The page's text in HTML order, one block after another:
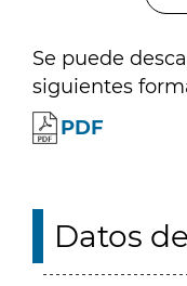
Se puede
siguientes
PDF
Datos